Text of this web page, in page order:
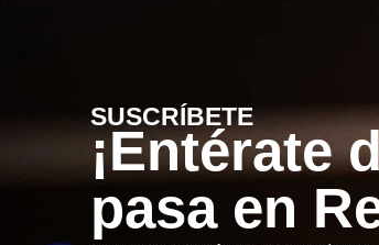
SUSCRÍBETE
¡Entérate
pasa en